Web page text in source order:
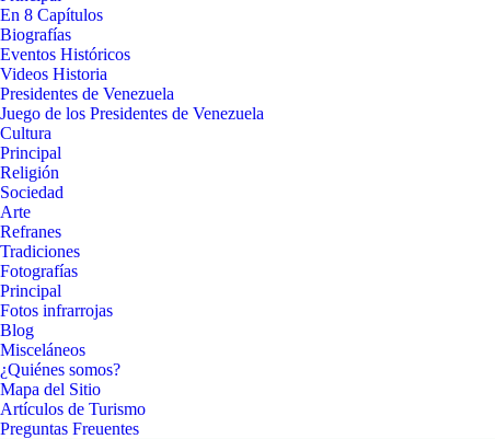
En 8 Capítulos
Biografías
Eventos Históricos
Videos Historia
Presidentes de Venezuela
Juego de los Presidentes de Venezuela
Cultura
Principal
Religión
Sociedad
Arte
Refranes
Tradiciones
Fotografías
Principal
Fotos infrarrojas
Blog
Misceláneos
¿Quiénes somos?
Mapa del Sitio
Artículos de Turismo
Preguntas Freuentes